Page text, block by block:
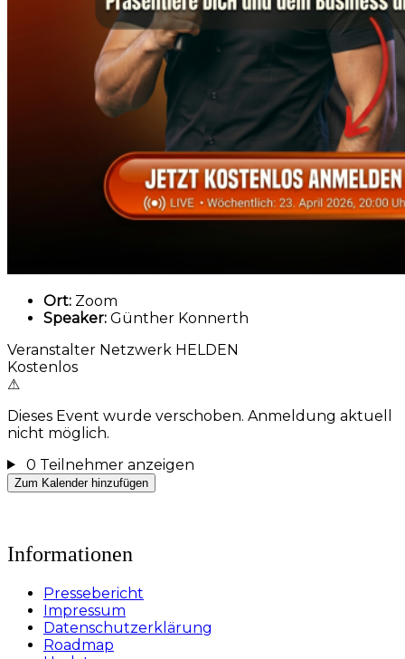
Ort: Zoom
Speaker: Günther Konnerth
Veranstalter Netzwerk HELDEN
Kostenlos
⚠
Dieses Event wurde verschoben. Anmeldung aktuell
nicht möglich.
0 Teilnehmer anzeigen
Zum Kalender hinzufügen
Informationen
Pressebericht
Impressum
Datenschutzerklärung
Roadmap